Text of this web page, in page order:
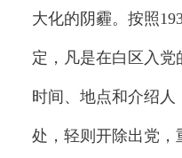
大化的阴霾。按照
定，凡是在白区入
时间、地点和介绍
处，轻则开除出党，